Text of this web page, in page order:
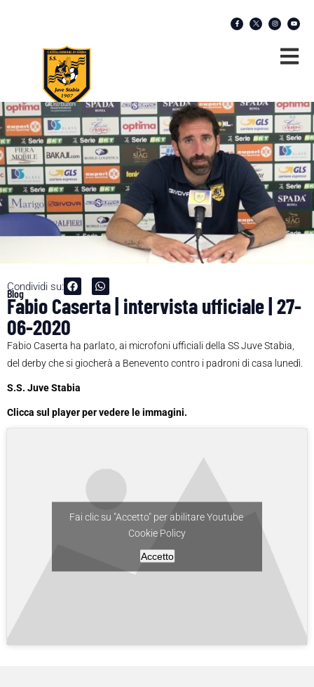
Condividi su:
Blog
Fabio Caserta | intervista ufficiale | 27-
06-2020
Fabio Caserta ha parlato, ai microfoni ufficiali della SS Juve Stabia,
del derby che si giocherà a Benevento contro i padroni di casa lunedì.
S.S. Juve Stabia
Clicca sul player per vedere le immagini.
Fai clic su "Accetto" per abilitare Youtube
Cookie Policy
Accetto